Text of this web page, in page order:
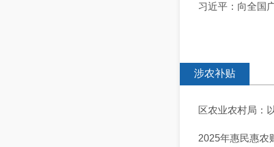
习近平：向全国
涉农补贴
区农业农村局：
2025年惠民惠农